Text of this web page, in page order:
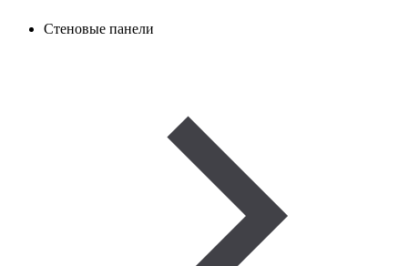
Стеновые панели